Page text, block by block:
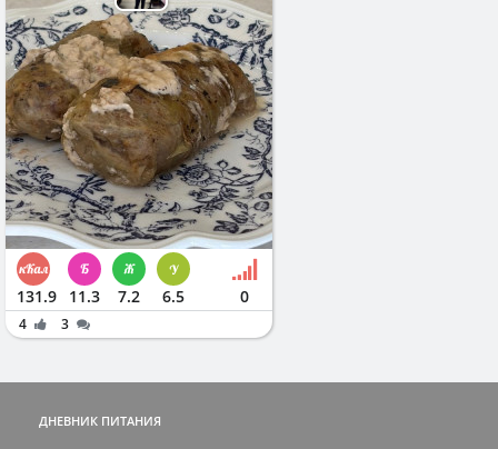
131.9 11.3 7.2 6.5 0
4 3
ДНЕВНИК ПИТАНИЯ